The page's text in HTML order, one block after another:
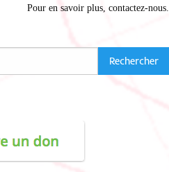
Pour en savoir plus, contactez-nous